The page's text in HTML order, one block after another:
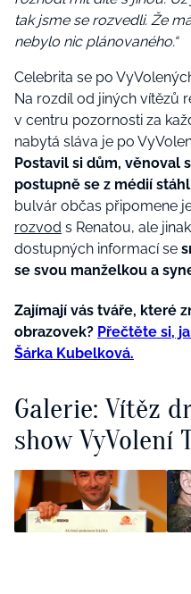
tak jsme se rozvedli. Že
nebylo nic plánovaného.“
Celebrita se po
Na rozdíl od jiných vítězů
v centru pozornosti za
nabytá sláva je po
Postavil si dům, věnoval
postupně se z médií
bulvár občas připomene
rozvod s Renatou, ale
dostupných informací se
se svou manželkou a
Zajímají vás tváře, které
obrazovek? Přečtěte si,
Šárka Kubelková.
Galerie: Vítěz
show VyVolení